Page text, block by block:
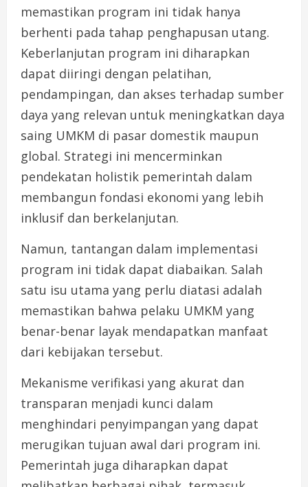
memastikan program ini tidak hanya
berhenti pada tahap penghapusan utang.
Keberlanjutan program ini diharapkan
dapat diiringi dengan pelatihan,
pendampingan, dan akses terhadap sumber
daya yang relevan untuk meningkatkan daya
saing UMKM di pasar domestik maupun
global. Strategi ini mencerminkan
pendekatan holistik pemerintah dalam
membangun fondasi ekonomi yang lebih
inklusif dan berkelanjutan.
Namun, tantangan dalam implementasi
program ini tidak dapat diabaikan. Salah
satu isu utama yang perlu diatasi adalah
memastikan bahwa pelaku UMKM yang
benar-benar layak mendapatkan manfaat
dari kebijakan tersebut.
Mekanisme verifikasi yang akurat dan
transparan menjadi kunci dalam
menghindari penyimpangan yang dapat
merugikan tujuan awal dari program ini.
Pemerintah juga diharapkan dapat